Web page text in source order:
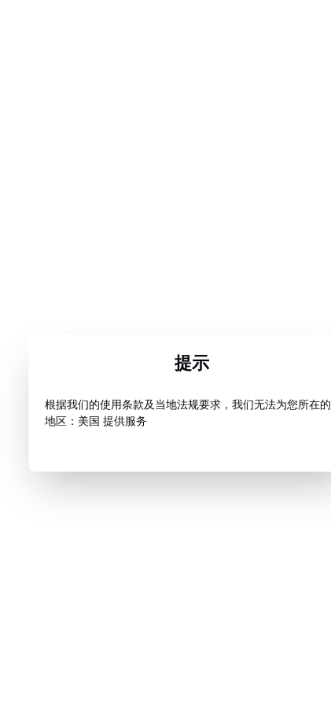
提示
根据我们的使用条款及当地法规要求，我们无法为您所在的
地区：美国 提供服务